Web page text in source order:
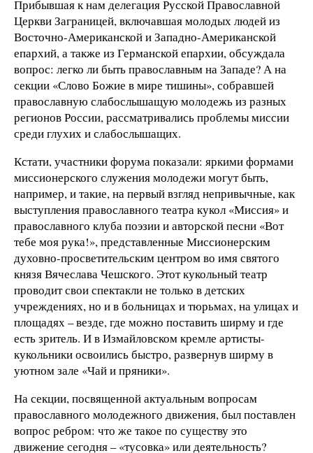
Прибывшая к нам делегация Русской Православной
Церкви Заграницей, включавшая молодых людей из
Восточно-Американской и Западно-Американской
епархий, а также из Германской епархии, обсуждала
вопрос: легко ли быть православным на Западе? А на
секции «Слово Божие в мире тишины», собравшей
православную слабослышащую молодежь из разных
регионов России, рассматривались проблемы миссии
среди глухих и слабослышащих.
Кстати, участники форума показали: яркими формами
миссионерского служения молодежи могут быть,
например, и такие, на первый взгляд непривычные, как
выступления православного театра кукол «Миссия» и
православного клуба поэзии и авторской песни «Вот
тебе моя рука!», представленные Миссионерским
духовно-просветительским центром во имя святого
князя Вячеслава Чешского. Этот кукольный театр
проводит свои спектакли не только в детских
учреждениях, но и в больницах и тюрьмах, на улицах и
площадях – везде, где можно поставить ширму и где
есть зритель. И в Измайловском кремле артисты-
кукольники освоились быстро, развернув ширму в
уютном зале «Чай и пряники».
На секции, посвященной актуальным вопросам
православного молодежного движения, был поставлен
вопрос ребром: что же такое по существу это
движение сегодня – «тусовка» или деятельность?